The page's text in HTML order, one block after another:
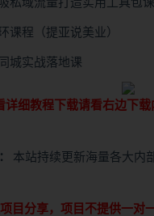
私域流量打造实用工具包
课程（提亚说美业）
城实战落地课
详细教程下载请看右边下载
本站持续更新海量各大内
目分享，项目不提供一对